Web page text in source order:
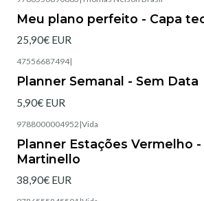
Meu plano perfeito - Capa
25,90€ EUR
47556687494|
Planner Semanal - Sem Data
5,90€ EUR
9788000004952 |Vida
Planner Estações Vermelho -
Martinello
38,90€ EUR